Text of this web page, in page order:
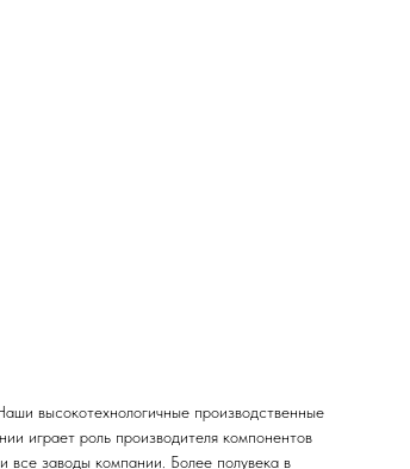
высокотехнологичные производственные
играет роль производителя компонентов
все заводы компании. Более полувека в